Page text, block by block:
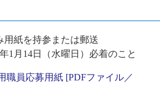
用紙を持参または郵送
1月14日（水曜日）必着のこと
職員応募用紙 [PDFファイル／